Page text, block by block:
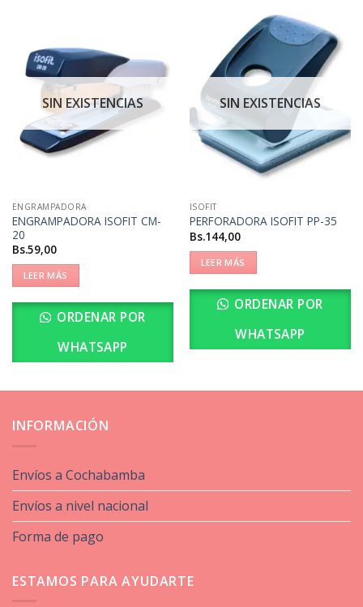
SIN EXISTENCIAS
ENGRAMPADORA
ENGRAMPADORA ISOFIT CM-
20
Bs.59,00
LEER MÁS
ORDENAR POR
WHATSAPP
SIN EXISTENCIAS
ISOFIT
PERFORADORA ISOFIT PP-35
Bs.144,00
LEER MÁS
ORDENAR POR
WHATSAPP
INFORMACIÓN
Envíos a Cochabamba
Envíos a nivel nacional
Forma de pago
ESTAMOS PARA AYUDARTE